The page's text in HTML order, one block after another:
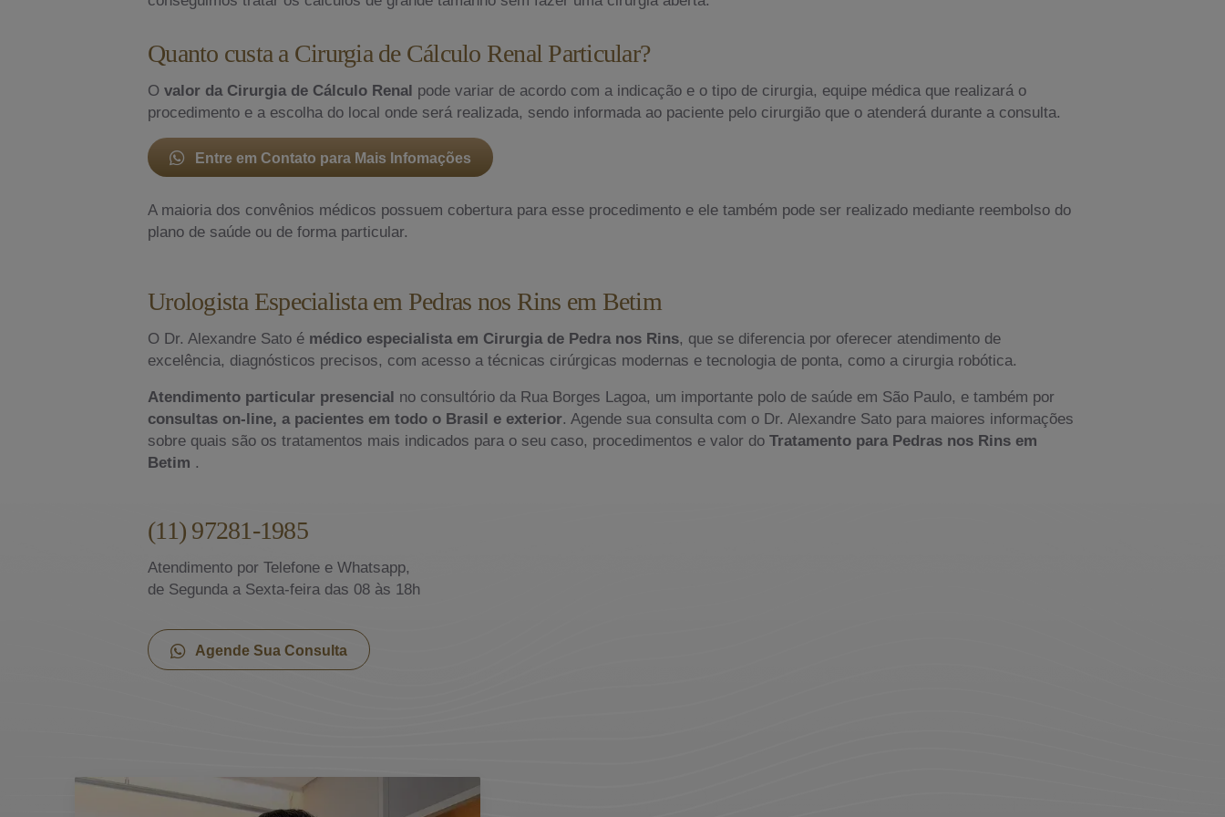
Quanto custa a Cirurgia de Cálculo Renal Particular?
O valor da Cirurgia de Cálculo Renal pode variar de acordo com a indicação e o tipo de cirurgia, equipe médica que realizará o
procedimento e a escolha do local onde será realizada, sendo informada ao paciente pelo cirurgião que o atenderá durante a consulta.
Entre em Contato para Mais Infomações
A maioria dos convênios médicos possuem cobertura para esse procedimento e ele também pode ser realizado mediante reembolso do
plano de saúde ou de forma particular.
Urologista Especialista em Pedras nos Rins em Betim
O Dr. Alexandre Sato é médico especialista em Cirurgia de Pedra nos Rins, que se diferencia por oferecer atendimento de
excelência, diagnósticos precisos, com acesso a técnicas cirúrgicas modernas e tecnologia de ponta, como a cirurgia robótica.
Atendimento particular presencial no consultório da Rua Borges Lagoa, um importante polo de saúde em São Paulo, e também por
consultas on-line, a pacientes em todo o Brasil e exterior. Agende sua consulta com o Dr. Alexandre Sato para maiores informações
sobre quais são os tratamentos mais indicados para o seu caso, procedimentos e valor do Tratamento para Pedras nos Rins em
Betim .
(11) 97281-1985
Atendimento por Telefone e Whatsapp,
de Segunda a Sexta-feira das 08 às 18h
Agende Sua Consulta